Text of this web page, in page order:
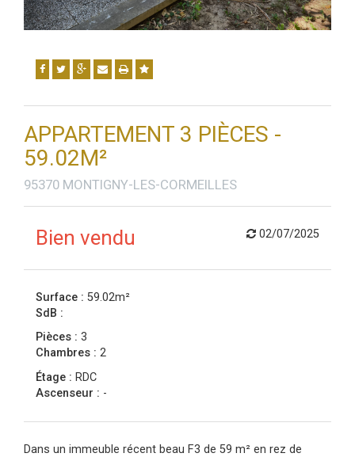
APPARTEMENT 3 PIÈCES -
59.02M²
95370 MONTIGNY-LES-CORMEILLES
Bien vendu 02/07/2025
Surface : 59.02m²
SdB :
Pièces : 3
Chambres : 2
Étage : RDC
Ascenseur : -
Dans un immeuble récent beau F3 de 59 m² en rez de